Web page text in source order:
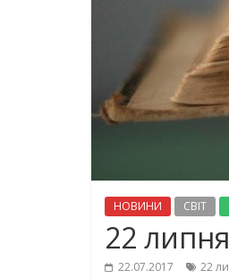
НОВИНИ СВІТ
22
22.07.2017 22